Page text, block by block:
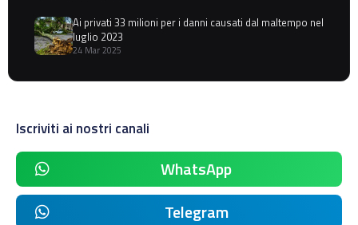
Ai privati 33 milioni per i danni causati dal maltempo nel
luglio 2023
24 Mar 2025
Iscriviti ai nostri canali
WhatsApp
Telegram